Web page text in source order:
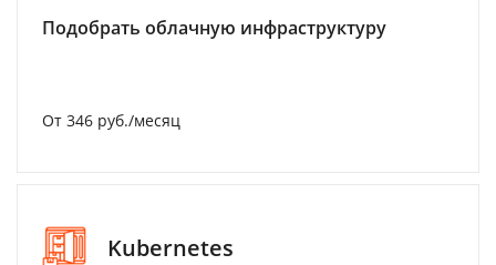
Подобрать облачную инфраструктуру
От 346 руб./месяц
Kubernetes